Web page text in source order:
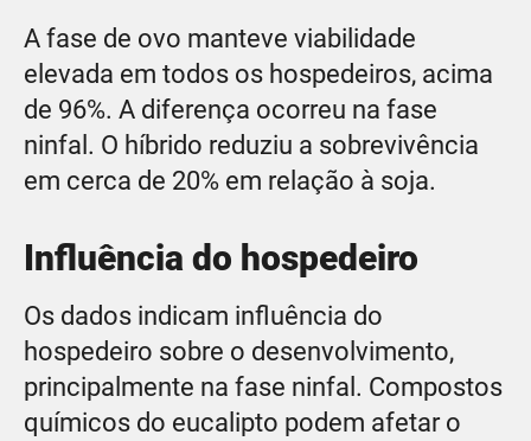
A fase de ovo manteve viabilidade
elevada em todos os hospedeiros, acima
de 96%. A diferença ocorreu na fase
ninfal. O híbrido reduziu a sobrevivência
em cerca de 20% em relação à soja.
Influência do hospedeiro
Os dados indicam influência do
hospedeiro sobre o desenvolvimento,
principalmente na fase ninfal. Compostos
químicos do eucalipto podem afetar o